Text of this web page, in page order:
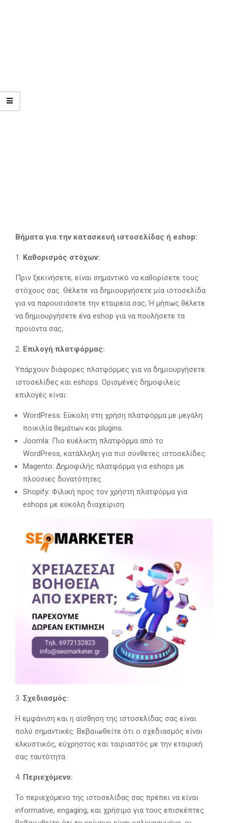
Βήματα για την κατασκευή ιστοσελίδας ή eshop:
Καθορισμός στόχων:
Πριν ξεκινήσετε, είναι σημαντικό να καθορίσετε τους
στόχους σας. Θέλετε να δημιουργήσετε μία ιστοσελίδα
για να παρουσιάσετε την εταιρεία σας; Ή μήπως θέλετε
να δημιουργήσετε ένα eshop για να πουλήσετε τα
προϊόντα σας;
Επιλογή πλατφόρμας:
Υπάρχουν διάφορες πλατφόρμες για να δημιουργήσετε
ιστοσελίδες και eshops. Ορισμένες δημοφιλείς
επιλογές είναι:
WordPress: Εύκολη στη χρήση πλατφόρμα με μεγάλη
ποικιλία θεμάτων και plugins.
Joomla: Πιο ευέλικτη πλατφόρμα από το
WordPress, κατάλληλη για πιο σύνθετες ιστοσελίδες.
Magento: Δημοφιλής πλατφόρμα για eshops με
πλούσιες δυνατότητες.
Shopify: Φιλική προς τον χρήστη πλατφόρμα για
eshops με εύκολη διαχείριση.
Σχεδιασμός:
Η εμφάνιση και η αίσθηση της ιστοσελίδας σας είναι
πολύ σημαντικές. Βεβαιωθείτε ότι ο σχεδιασμός είναι
ελκυστικός, εύχρηστος και ταιριαστός με την εταιρική
σας ταυτότητα.
Περιεχόμενο:
Το περιεχόμενο της ιστοσελίδας σας πρέπει να είναι
informative, engaging, και χρήσιμο για τους επισκέπτες.